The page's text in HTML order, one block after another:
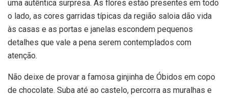
uma autêntica surpresa. As flores estão presentes em todo
o lado, as cores garridas típicas da região saloia dão vida
às casas e as portas e janelas escondem pequenos
detalhes que vale a pena serem contemplados com
atenção.
Não deixe de provar a famosa ginjinha de Óbidos em copo
de chocolate. Suba até ao castelo, percorra as muralhas e